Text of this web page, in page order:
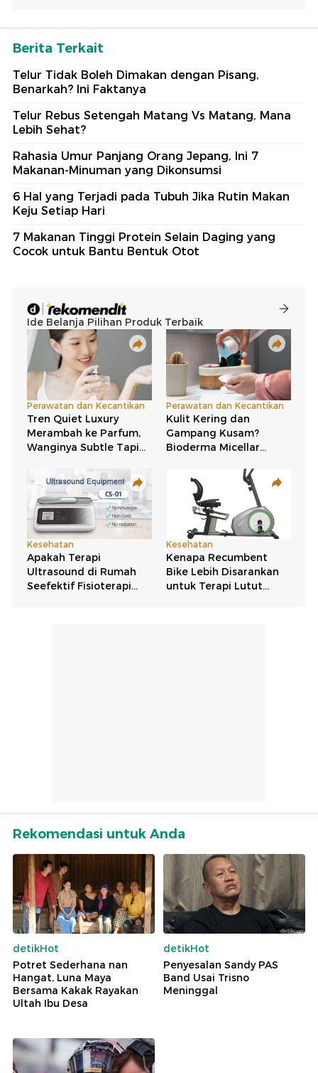
Berita Terkait
Telur Tidak Boleh Dimakan dengan Pisang,
Benarkah? Ini Faktanya
Telur Rebus Setengah Matang Vs Matang, Mana
Lebih Sehat?
Rahasia Umur Panjang Orang Jepang, Ini 7
Makanan-Minuman yang Dikonsumsi
6 Hal yang Terjadi pada Tubuh Jika Rutin Makan
Keju Setiap Hari
7 Makanan Tinggi Protein Selain Daging yang
Cocok untuk Bantu Bentuk Otot
Rekomendasi untuk Anda
detikHot
Potret Sederhana nan
Hangat, Luna Maya
Bersama Kakak Rayakan
Ultah Ibu Desa
detikHot
Penyesalan Sandy PAS
Band Usai Trisno
Meninggal